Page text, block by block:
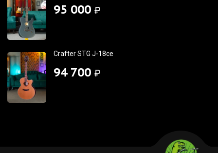
95 000 ₽
Crafter STG J-18ce
94 700 ₽